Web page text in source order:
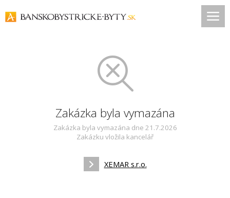
Zakázka byla vymazána
Zakázka byla vymazána dne 21.7.2026
Zakázku vložila kancelář
XEMAR s.r.o.